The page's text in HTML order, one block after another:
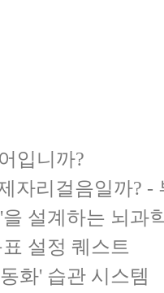
입니까?
자리걸음일까? -
설계하는 뇌과
설정 퀘스트
화' 습관 시스템